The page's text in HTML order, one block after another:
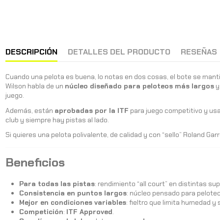
DESCRIPCIÓN DETALLES DEL PRODUCTO RESEÑAS
Cuando una pelota es buena, lo notas en dos cosas, el bote se
Wilson habla de un núcleo diseñado para peloteos más largosy
juego.
Además, están aprobadas por la ITF para juego competitivo y
club y siempre hay pistas al lado.
Si quieres una pelota polivalente, de calidad y con “sello” Roland
Beneficios
Para todas las pistas: rendimiento “all court” en distintas
Consistencia en puntos largos: núcleo pensado para
Mejor en condiciones variables: fieltro que limita humedad y
Competición: ITF Approved.